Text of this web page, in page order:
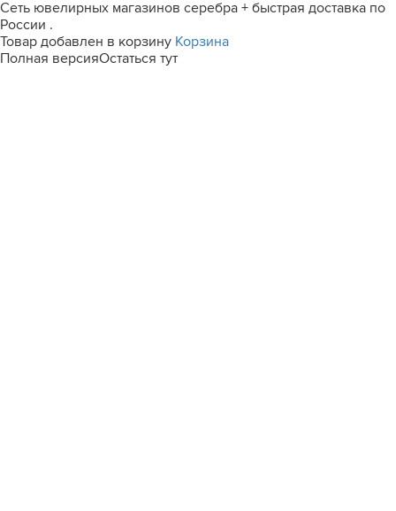
Сеть ювелирных магазинов серебра + быстрая доставка по
России .
Товар добавлен в корзину Корзина
Полная версияОстаться тут